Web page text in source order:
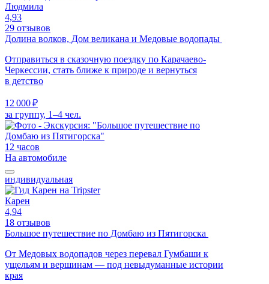
Людмила
4,93
29 отзывов
Долина волков, Дом великана и Медовые водопады
Отправиться в сказочную поездку по Карачаево-
Черкессии, стать ближе к природе и вернуться
в детство
12 000 ₽
за группу, 1–4 чел.
12 часов
На автомобиле
индивидуальная
Карен
4,94
18 отзывов
Большое путешествие по Домбаю из Пятигорска
От Медовых водопадов через перевал Гумбаши к
ущельям и вершинам — под невыдуманные истории
края